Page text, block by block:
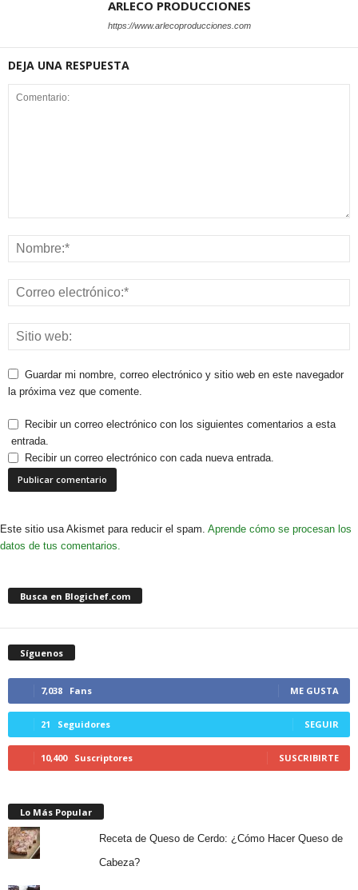
ARLECO PRODUCCIONES
https://www.arlecoproducciones.com
DEJA UNA RESPUESTA
Guardar mi nombre, correo electrónico y sitio web en este navegador
la próxima vez que comente.
Recibir un correo electrónico con los siguientes comentarios a esta
entrada.
Recibir un correo electrónico con cada nueva entrada.
Este sitio usa Akismet para reducir el spam. Aprende cómo se procesan los
datos de tus comentarios.
Busca en Blogichef.com
Síguenos
7,038 Fans ME GUSTA
21 Seguidores SEGUIR
10,400 Suscriptores SUSCRIBIRTE
Lo Más Popular
Receta de Queso de Cerdo: ¿Cómo Hacer Queso de
Cabeza?